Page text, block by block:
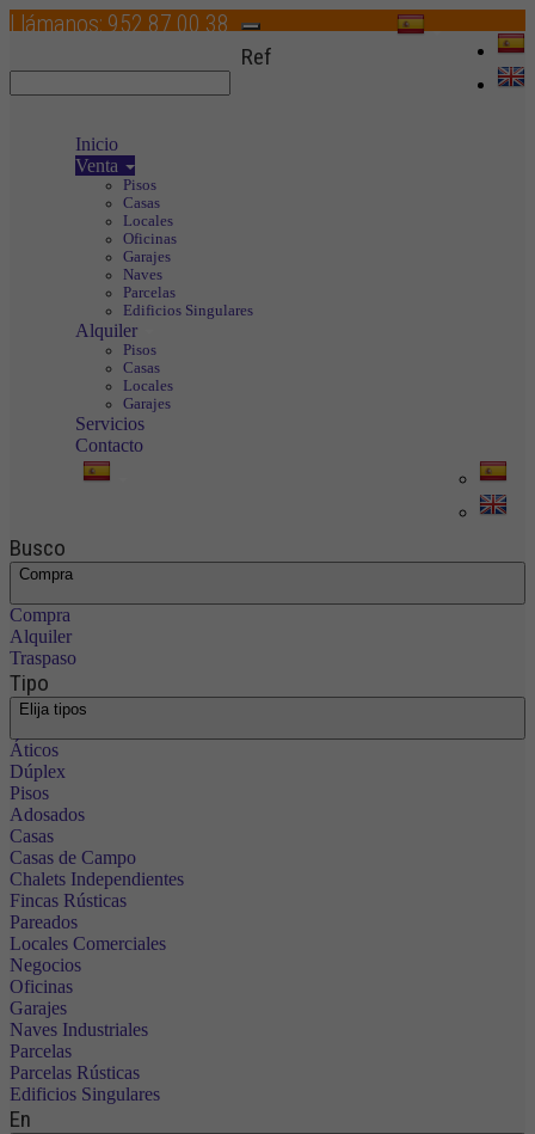
Llámanos:952 87 00 38
Toggle
navigation
Inicio
Venta
Pisos
Casas
Locales
Oficinas
Garajes
Naves
Parcelas
Edificios Singulares
Alquiler
Pisos
Casas
Locales
Garajes
Servicios
Contacto
Ref
Busco
Compra
Compra
Alquiler
Traspaso
Tipo
Elija tipos
Áticos
Dúplex
Pisos
Adosados
Casas
Casas de Campo
Chalets Independientes
Fincas Rústicas
Pareados
Locales Comerciales
Negocios
Oficinas
Garajes
Naves Industriales
Parcelas
Parcelas Rústicas
Edificios Singulares
En